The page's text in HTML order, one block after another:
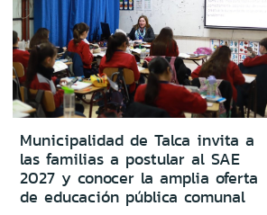
Municipalidad de Talca invita a
las familias a postular al SAE
2027 y conocer la amplia oferta
de educación pública comunal